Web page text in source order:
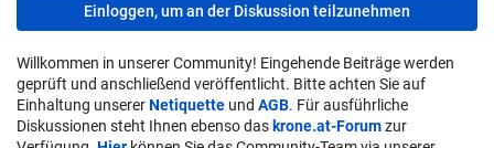
Einloggen, um an der Diskussion teilzunehmen
Willkommen in unserer Community! Eingehende Beiträge werden
geprüft und anschließend veröffentlicht. Bitte achten Sie auf
Einhaltung unsererNetiquette und AGB. Für ausführliche
Diskussionen steht Ihnen ebenso daskrone.at-Forumzur